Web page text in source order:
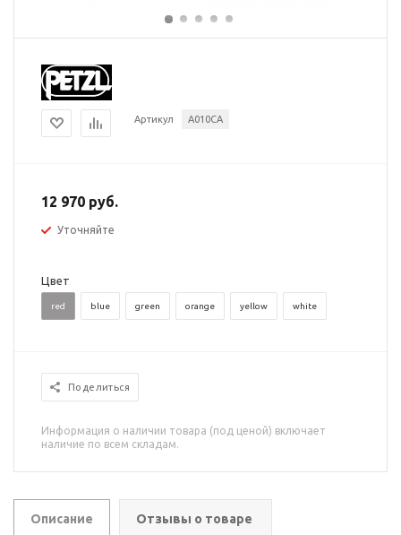
Артикул A010CA
12 970 руб.
Уточняйте
Цвет
red blue green orange yellow white
Поделиться
Информация о наличии товара (под ценой) включает
наличие по всем складам.
Описание Отзывы о товаре